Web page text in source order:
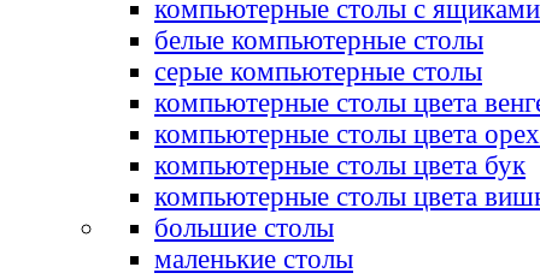
компьютерные столы с ящиками
белые компьютерные столы
серые компьютерные столы
компьютерные столы цвета
компьютерные столы цвета орех
компьютерные столы цвета бук
компьютерные столы цвета
большие столы
маленькие столы